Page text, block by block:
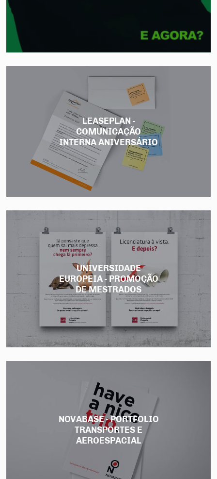
LEASEPLAN -
COMUNICAÇÃO
INTERNA ANIVERSÁRIO
UNIVERSIDADE
EUROPEIA - PROMOÇÃO
DE MESTRADOS
NOVABASE - PORTFOLIO
TRANSPORTES E
AEROESPACIAL